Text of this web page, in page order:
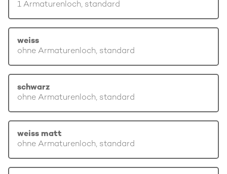
1 Armaturenloch, standard
weiss
ohne Armaturenloch, standard
schwarz
ohne Armaturenloch, standard
weiss matt
ohne Armaturenloch, standard